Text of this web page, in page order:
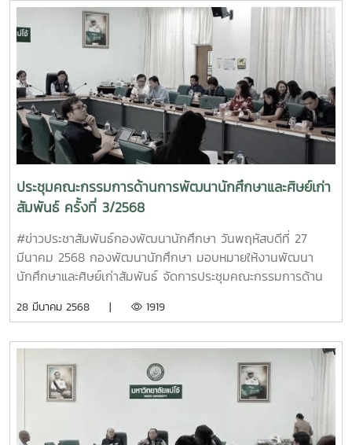
รัตนราชสุดาฯ สยามบรมราชกุมารี 2 เมษายน 2568 ทรงเจริญ
พระชนมพรรษา 70 พรรษา โดยมี พลตรีสุจินต์ ทรัพย์สิน ผู้
บัญชาการกองพลทหารราบที่ 7 เป็นประธานเปิดกิจกรรมบริจาค
โลหิตฯ ในครั้งนี้ ณ อาคารโจมจักรพระบรมราชานุสาวรีย์สมเด็จ
พระนเรศวรมหาราช กองพลทหารราบที่ 7 ทั้งนี้ งานทุนการ
ศึกษาและให้คำปรึกษา และงานบริการและสวัสดิการนักศึกษา กอง
พัฒนานักศึกษา ดำเนินการจัดนักศึกษาที่มีความประสงค์บริจาค
โลหิต จำนวน 8 ราย ดังนี้ 1.นายศุภกฤต สกุณาสีทอง คณะ
วิทยาลัยบริหารศาสตร์ สาขาวิชารัฐศาสตร์ 2.นายรังสิมันตุ์ หมอ
ยา คณะวิศวกรรมและอุตสาหกรรมเกษตร สาขาวิชาวิทยาศาสตร์
และเทคโนโลยีการอาหาร 3.นางสาว อลิส อัยรักษ์ คณะ
พัฒนาการท่องเที่ยว สาขาวิชาการจัดการธุรกิจท่องเที่ยวและ
บริการ 4.นายอภิชาติ โกนันทะ คณะวิทยาลัยบริหารศาสตร์ สาขา
วิชารัฐประศาสนศาสตร์ 5.นายพูดพล่าม มานิตย์ คณะ
ศิลปศาสตร์ สาขาวิชาภาษาอังกฤษ 6.นายฉัตรชัย ดอยพนาวัลย์
7.นายพสิษฐ สุปรีย์วัฒนะสกุล คณะสัตวศาสตร์และเทคโนโลยี
Cr. ภาพ/ข้อมูลข่าวสาร (NP) - E21BMF
ประชุมคณะกรรมการด้านการพัฒนานักศึกษาและศิษย์เก่า
สัมพันธ์ ครั้งที่ 3/2568
#ข่าวประชาสัมพันธ์กองพัฒนานักศึกษา วันพฤหัสบดีที่ 27
มีนาคม 2568 กองพัฒนานักศึกษา มอบหมายให้งานพัฒนา
นักศึกษาและศิษย์เก่าสัมพันธ์ จัดการประชุมคณะกรรมการด้าน
ช่วยศาสตราจารย์ ดร.ประภากร ธาราฉาย รักษาการแทนรอง
ประชุมประกอบด้วย รองศาสตราจารย์ ว่าที่ ร.ต. ดร.นิโรจน์ สิน
ณรงค์ ผู้ช่วยอธิการบดี (รองประธาน) อาจารย์สุรชัย ศรีนร
จันทร์ (รองประธาน) คณาอาจารย์ นักวิชาการศึกษา และผู้ที่
เกี่ยวข้องกำกับดูแลด้านพัฒนานักศึกษา จากคณะ/วิทยาลัย/
สำนัก/กอง (เชียงใหม่ แพร่ ชุมพร) เข้าร่วมการประชุมในครั้งนี้
28 มีนาคม 2568 | 1919